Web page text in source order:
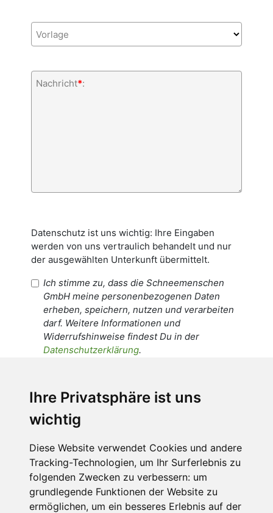
Ihre Privatsphäre ist uns
wichtig
Diese Website verwendet Cookies und andere
Tracking-Technologien, um Ihr Surferlebnis zu
folgenden Zwecken zu verbessern: um
grundlegende Funktionen der Website zu
ermöglichen, um ein besseres Erlebnis auf der
Vorlage
Nachricht*:
Datenschutz ist uns wichtig: Ihre Eingaben
werden von uns vertraulich behandelt und nur
der ausgewählten Unterkunft übermittelt.
Ich stimme zu, dass die Schneemenschen
GmbH meine personenbezogenen Daten
erheben, speichern, nutzen und verarbeiten
darf. Weitere Informationen und
Widerrufshinweise findest Du in der
Datenschutzerklärung.
personenbezogenen Daten an den
Empfänger dieser Nachricht weitergeleitet
werden dürfen. Weitere Informationen und
Widerrufshinweise findest Du in der
Datenschutzerklärung.
Anfrage abschicken